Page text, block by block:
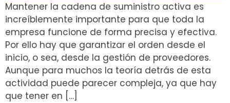
Mantener la cadena de suministro activa es
increíblemente importante para que toda la
empresa funcione de forma precisa y efectiva.
Por ello hay que garantizar el orden desde el
inicio, o sea, desde la gestión de proveedores.
Aunque para muchos la teoría detrás de esta
actividad puede parecer compleja, ya que hay
que tener en […]